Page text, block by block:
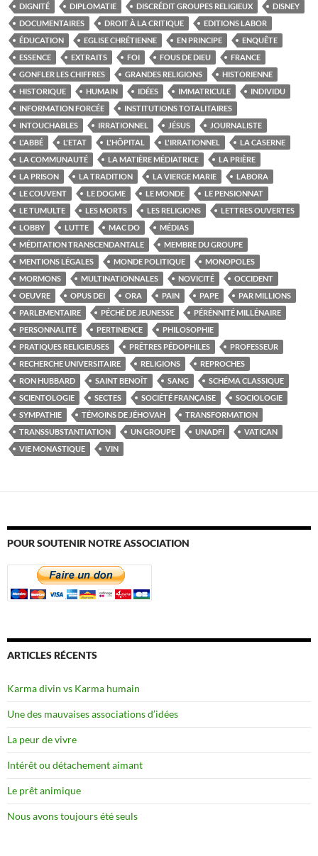
DIGNITÉ DIPLOMATIE DISCRÉDIT GROUPES RELIGIEUX
DISNEY
DOCUMENTAIRES
DROIT À LA CRITIQUE
EDITIONS LABOR
ÉDUCATION
EGLISE CHRÉTIENNE EN PRINCIPE
ENQUÊTE
ESSENCE
EXTRAITS FOI FOUS DE DIEU
FRANCE
GONFLER LES CHIFFRES
GRANDES RELIGIONS
HISTORIENNE
HISTORIQUE
HUMAIN IDÉES IMMATRICULE
INDIVIDU
INFORMATION FORCÉE
INSTITUTIONS TOTALITAIRES
INTOUCHABLES
IRRATIONNEL JÉSUS
JOURNALISTE
L'ABBÉ
L'ETAT L'HÔPITAL L'IRRATIONNEL
LA CASERNE
LA COMMUNAUTÉ
LA MATIÈRE MÉDIATRICE
LA PRIÈRE
LA PRISON
LA TRADITION LA VIERGE MARIE
LABORA
LE COUVENT
LE DOGME LE MONDE
LE PENSIONNAT
LE TUMULTE
LES MORTS LES RELIGIONS
LETTRES OUVERTES
LOBBY
LUTTE MAC DO
MÉDIAS
MÉDITATION TRANSCENDANTALE
MEMBRE DU GROUPE
MENTIONS LÉGALES
MONDE POLITIQUE
MONOPOLES
MORMONS
MULTINATIONNALES NOVICITÉ
OCCIDENT
OEUVRE
OPUS DEI ORA PAIN PAPE
PAR MILLIONS
PARLEMENTAIRE
PÉCHÉ DE JEUNESSE
PÉRÉNNITÉ MILLÉNAIRE
PERSONNALITÉ
PERTINENCE
PHILOSOPHIE
PRATIQUES RELIGIEUSES
PRÊTRES PÉDOPHILES
PROFESSEUR
RECHERCHE UNIVERSITAIRE
RELIGIONS
REPROCHES
RON HUBBARD
SAINT BENOÎT SANG
SCHÉMA CLASSIQUE
SCIENTOLOGIE
SECTES SOCIÉTÉ FRANÇAISE
SOCIOLOGIE
SYMPATHIE
TÉMOINS DE JÉHOVAH
TRANSFORMATION
TRANSSUBSTANTIATION
UN GROUPE UNADFI
VATICAN
VIE MONASTIQUE
VIN
POUR SOUTENIR NOTRE ASSOCIATION
ARTICLES RÉCENTS
Karma divin vs Karma humain
Une des mauvaises associations d’idées
La peur de vivre
Intérêt ou détachement aimant
Le prêt animique
Nous avons toujours été seuls